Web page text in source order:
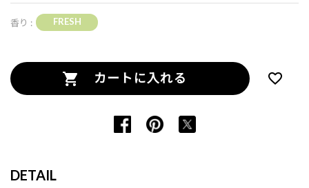
香り : FRESH
カートに入れる
DETAIL